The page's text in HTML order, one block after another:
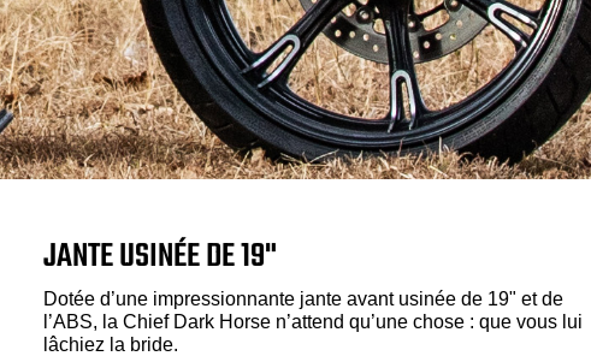
JANTE USINÉE DE 19"
Dotée d’une impressionnante jante avant usinée de 19" et de
l’ABS, la Chief Dark Horse n’attend qu’une chose : que vous lui
lâchiez la bride.